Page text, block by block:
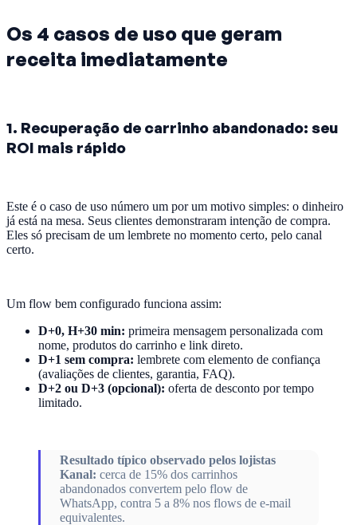
Os 4 casos de uso que geram
receita imediatamente
1. Recuperação de carrinho abandonado: seu
ROI mais rápido
Este é o caso de uso número um por um motivo simples: o dinheiro
já está na mesa. Seus clientes demonstraram intenção de compra.
Eles só precisam de um lembrete no momento certo, pelo canal
certo.
Um flow bem configurado funciona assim:
D+0, H+30 min: primeira mensagem personalizada com
nome, produtos do carrinho e link direto.
D+1 sem compra: lembrete com elemento de confiança
(avaliações de clientes, garantia, FAQ).
D+2 ou D+3 (opcional): oferta de desconto por tempo
limitado.
Resultado típico observado pelos lojistas
Kanal: cerca de 15% dos carrinhos
abandonados convertem pelo flow de
WhatsApp, contra 5 a 8% nos flows de e-mail
equivalentes.